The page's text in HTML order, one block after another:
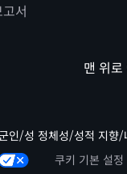
서
맨 위로
인/성 정체성/성적 지향/
쿠키 기본 설정